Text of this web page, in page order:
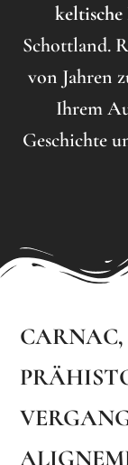
Schottland.
von Jahren
Ihrem
Geschichte
CARNAC,